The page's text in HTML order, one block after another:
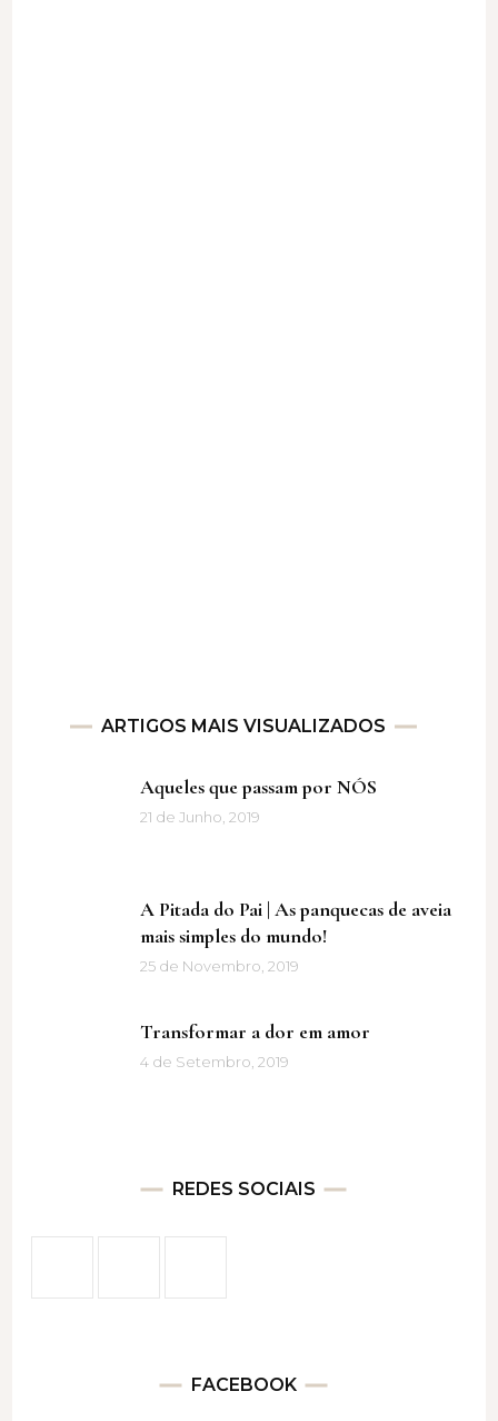
ARTIGOS MAIS VISUALIZADOS
Aqueles que passam por NÓS
21 de Junho, 2019
A Pitada do Pai | As panquecas de aveia
mais simples do mundo!
25 de Novembro, 2019
Transformar a dor em amor
4 de Setembro, 2019
REDES SOCIAIS
FACEBOOK